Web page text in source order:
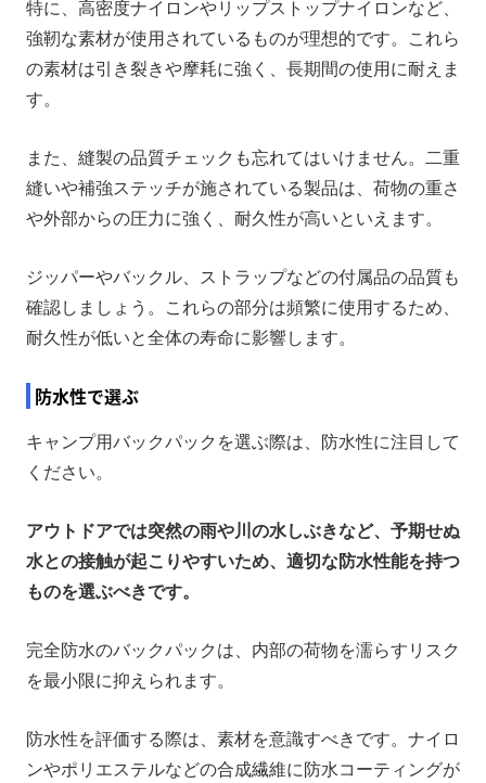
特に、高密度ナイロンやリップストップナイロンなど、
強靭な素材が使用されているものが理想的です。これら
の素材は引き裂きや摩耗に強く、長期間の使用に耐えま
す。
また、縫製の品質チェックも忘れてはいけません。二重
縫いや補強ステッチが施されている製品は、荷物の重さ
や外部からの圧力に強く、耐久性が高いといえます。
ジッパーやバックル、ストラップなどの付属品の品質も
確認しましょう。これらの部分は頻繁に使用するため、
耐久性が低いと全体の寿命に影響します。
防水性で選ぶ
キャンプ用バックパックを選ぶ際は、防水性に注目して
ください。
アウトドアでは突然の雨や川の水しぶきなど、予期せぬ
水との接触が起こりやすいため、適切な防水性能を持つ
ものを選ぶべきです。
完全防水のバックパックは、内部の荷物を濡らすリスク
を最小限に抑えられます。
防水性を評価する際は、素材を意識すべきです。ナイロ
ンやポリエステルなどの合成繊維に防水コーティングが